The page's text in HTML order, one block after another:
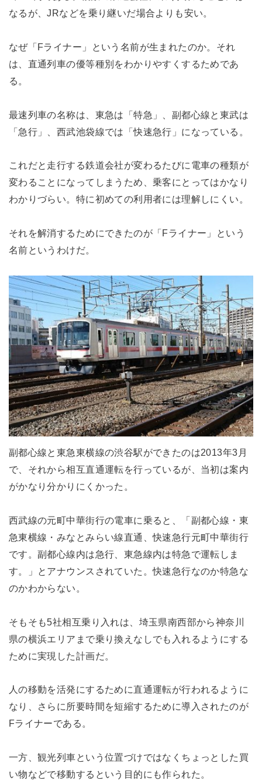
なるが、JRなどを乗り継いだ場合よりも安い。
なぜ「Fライナー」という名前が生まれたのか。それ
は、直通列車の優等種別をわかりやすくするためであ
る。
最速列車の名称は、東急は「特急」、副都心線と東武は
「急行」、西武池袋線では「快速急行」になっている。
これだと走行する鉄道会社が変わるたびに電車の種類が
変わることになってしまうため、乗客にとってはかなり
わかりづらい。特に初めての利用者には理解しにくい。
それを解消するためにできたのが「Fライナー」という
名前というわけだ。
副都心線と東急東横線の渋谷駅ができたのは2013年3月
で、それから相互直通運転を行っているが、当初は案内
がかなり分かりにくかった。
西武線の元町中華街行の電車に乗ると、「副都心線・東
急東横線・みなとみらい線直通、快速急行元町中華街行
です。副都心線内は急行、東急線内は特急で運転しま
す。」とアナウンスされていた。快速急行なのか特急な
のかわからない。
そもそも5社相互乗り入れは、埼玉県南西部から神奈川
県の横浜エリアまで乗り換えなしでも入れるようにする
ために実現した計画だ。
人の移動を活発にするために直通運転が行われるように
なり、さらに所要時間を短縮するために導入されたのが
Fライナーである。
一方、観光列車という位置づけではなくちょっとした買
い物などで移動するという目的にも作られた。